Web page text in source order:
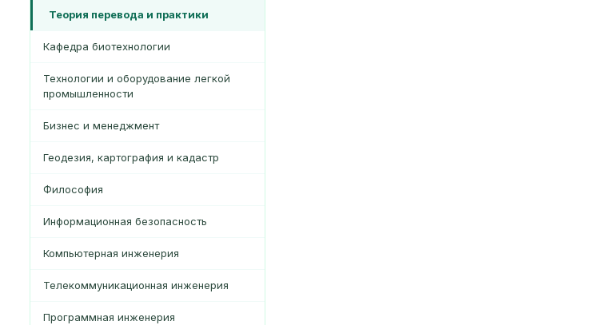
Теория перевода и практики
Кафедра биотехнологии
Технологии и оборудование легкой
промышленности
Бизнес и менеджмент
Геодезия, картография и кадастр
Философия
Информационная безопасность
Компьютерная инженерия
Телекоммуникационная инженерия
Программная инженерия